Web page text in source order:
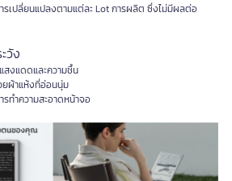
เปลี่ยนแปลงตามแต่ละ Lot การผลิต ซึ่งไม่มีผลต่อ
วัง
สงแดดและความชื้น
ยผ้าแห้งที่อ่อนนุ่ม
รทำความสะอาดหน้าจอ